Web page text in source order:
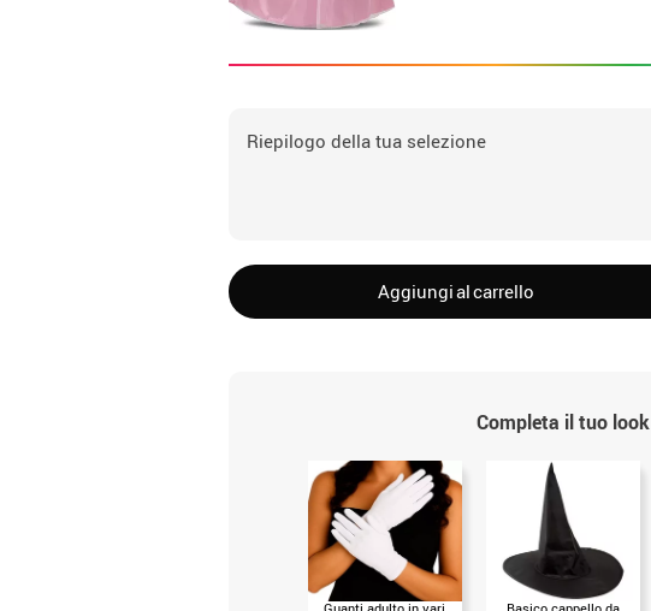
Riepilogo della tua selezione
Aggiungi al carrello
Completa il tuo look